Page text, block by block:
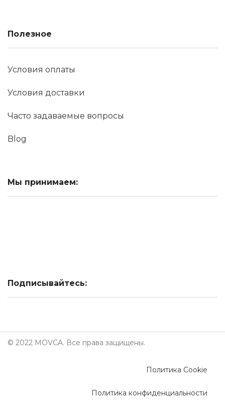
Полезное
Условия оплаты
Условия доставки
Часто задаваемые вопросы
Blog
Мы принимаем:
Подписывайтесь:
© 2022 MOVCA. Все права защищены.
Политика Cookie
Политика конфиденциальности